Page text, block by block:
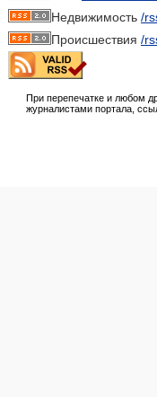
Недвижимость /
Происшествия /
При перепечатке и любом
журналистами портала,